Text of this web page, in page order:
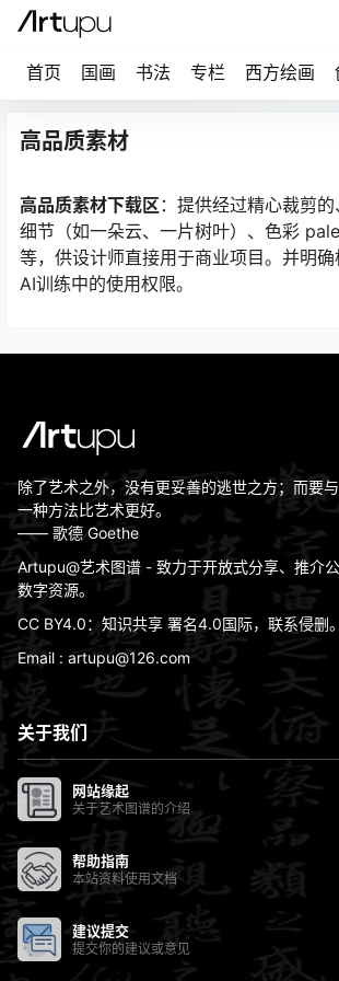
首页 国画 书法 专栏 西方绘画
高品质素材
高品质素材下载区 ：提供经过精心裁剪
细节（如一朵云、一片树叶）、色彩
等，供设计师直接用于商业项目。并明
AI训练中的使用权限。
除了艺术之外，没有更妥善的逃世之方；而要
一种方法比艺术更好。
—— 歌德 Goethe
Artupu@艺术图谱 - 致力于开放式分享、推介
数字资源。
CC BY4.0：知识共享 署名4.0国际，联系侵删。
Email : artupu@126.com
关于我们
网站缘起
关于艺术图谱的介绍
帮助指南
本站资料使用文档
建议提交
提交你的建议或意见